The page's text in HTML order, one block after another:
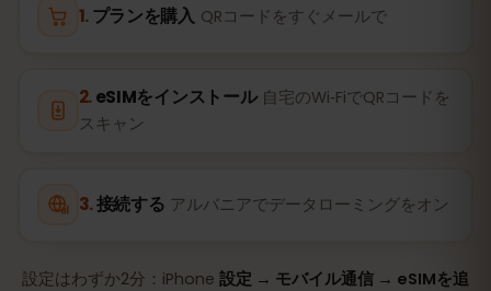
プランを購入 QRコードをすぐメールで
eSIMをインストール 自宅のWi‑FiでQRコードを
スキャン
接続する アルバニアでデータローミングをオン
設定はわずか2分：iPhone 設定 → モバイル通信 → eSIMを追